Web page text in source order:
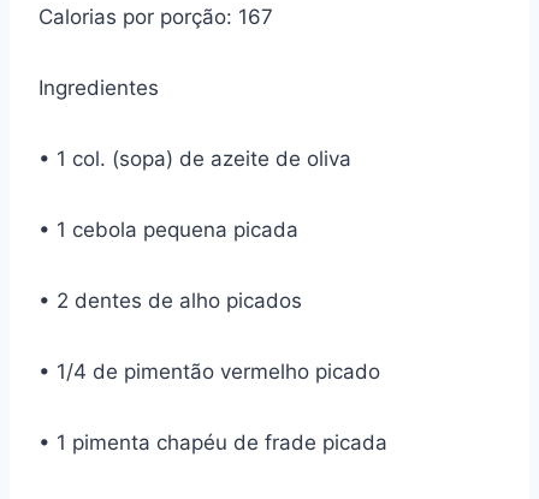
Calorias por porção: 167
Ingredientes
• 1 col. (sopa) de azeite de oliva
• 1 cebola pequena picada
• 2 dentes de alho picados
• 1/4 de pimentão vermelho picado
• 1 pimenta chapéu de frade picada